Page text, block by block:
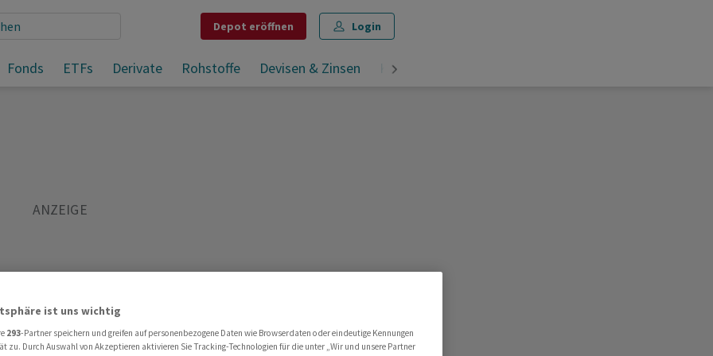
Depot eröffnen Login
Fonds ETFs Derivate Rohstoffe Devisen & Zinsen Krypto
Teilen Merken Drucken Kommentare
ist uns wichtig
293-Partner speichern und greifen auf personenbezogene Daten wie Browserdaten oder eindeutige Kennungen
zu. Durch Auswahl von Akzeptieren aktivieren Sie Tracking-Technologien für die unter „Wir und unsere Partner